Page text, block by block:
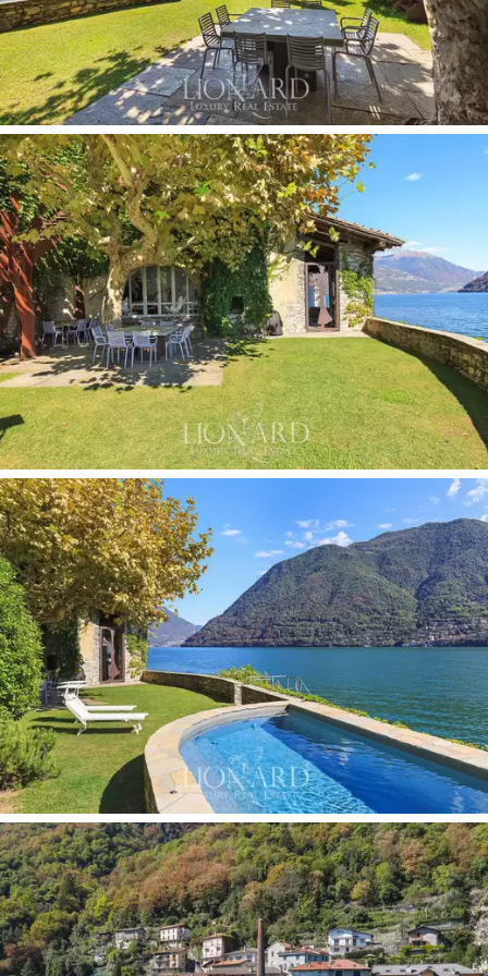
A főépület 700 nm-es, a földszinten található egy nagy
kétágyas nappali pompás kandallóval, egy konyha, egy
étkező, egy tartalék fürdőszoba, egy szoba nagy
kandallóval és néhány háztartási helyiség. Ezen az
emeleten minden szoba a 200 nm-es privát kertre néz,
ahol úszómedence és a tóparti hosszú, kőtoronyra
nyílik kilátás, amely aprivát mólónegy nagyon
varázslatos leszállásnak köszönhetően közvetlenül
vízen is elérhető.
Az első emelet egy nagy nyitott térből áll, ahol régen a
nők a selyemhernyókból nyerték ki az értékes fonalat,
amelyet a felújítás során szándékosan érintetlenül
hagytak. Ezután négy hálószoba, három fürdőszoba és
egy gardróbszoba található.
A második szinten egy elegáns, 200 nm-es, akár kilenc
méter magas mennyezetű, tóra néző buliterem
található. A számos erkélyről a város festői rakpartjára
nyílik kilátás, és lélegzetelállító kilátás nyílik
Olaszország legkedveltebb tavára.